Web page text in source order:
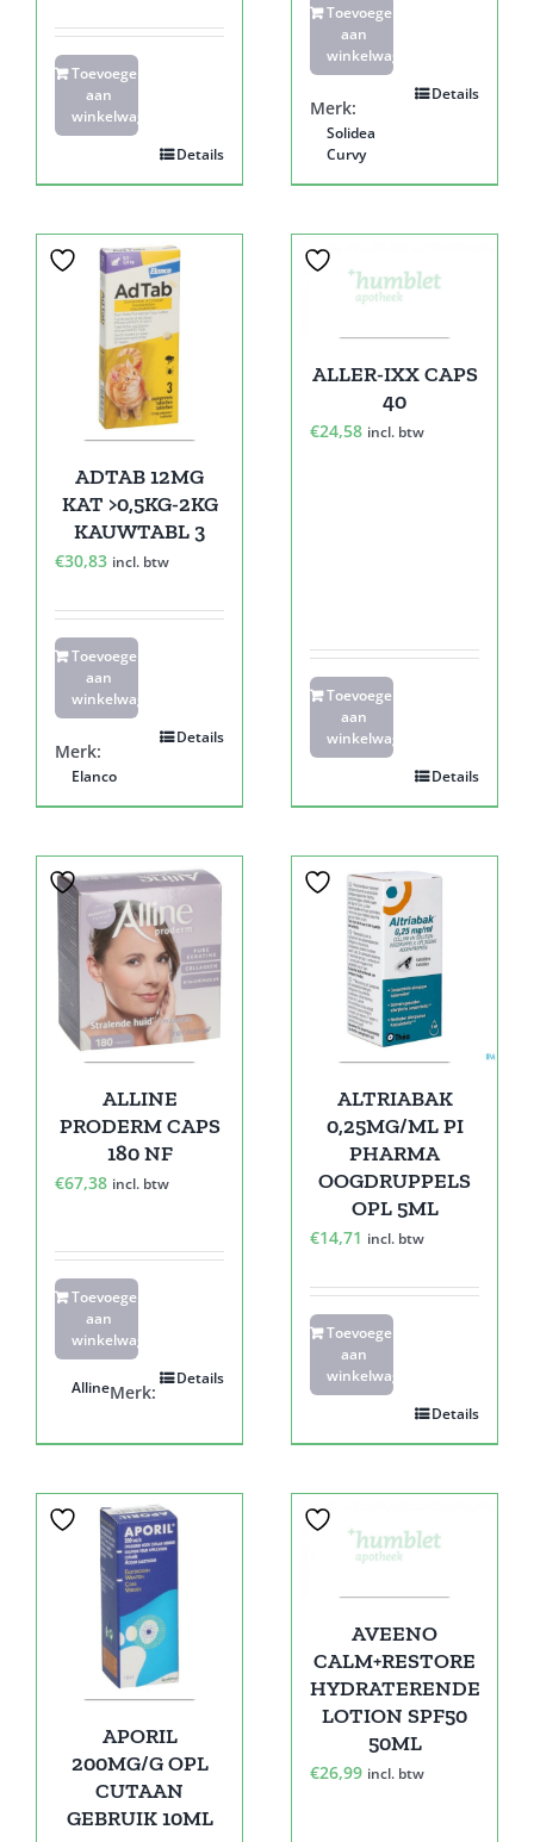
Toevoegen
aan
winkelwagen
Details
Toevoegen
aan
winkelwagen
Details
Merk:
Solidea
Curvy
ADTAB 12MG
KAT >0,5KG-2KG
KAUWTABL 3
€30,83 incl. btw
Toevoegen
aan
winkelwagen
Details
Merk:
Elanco
ALLER-IXX CAPS
40
€24,58 incl. btw
Toevoegen
aan
winkelwagen
Details
ALLINE
PRODERM CAPS
180 NF
€67,38 incl. btw
Toevoegen
aan
winkelwagen
Details
Merk:
Alline
ALTRIABAK
0,25MG/ML PI
PHARMA
OOGDRUPPELS
OPL 5ML
€14,71 incl. btw
Toevoegen
aan
winkelwagen
Details
APORIL
200MG/G OPL
CUTAAN
GEBRUIK 10ML
AVEENO
CALM+RESTORE
HYDRATERENDE
LOTION SPF50
50ML
€26,99 incl. btw